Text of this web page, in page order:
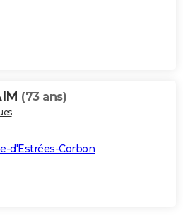
(73 ans)
d'Estrées-Corbon